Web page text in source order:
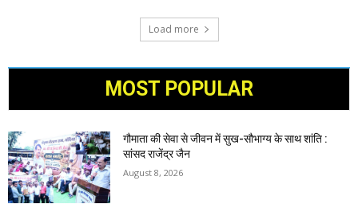
Load more
MOST POPULAR
गौमाता की सेवा से जीवन में सुख-सौभाग्य के साथ शांति :
सांसद राजेंद्र जैन
August 8, 2026